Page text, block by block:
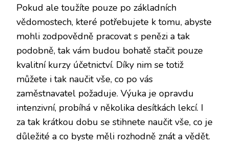
Pokud ale toužíte pouze po základních
vědomostech, které potřebujete k tomu, abyste
mohli zodpovědně pracovat s penězi a tak
podobně, tak vám budou bohatě stačit pouze
kvalitní kurzy účetnictví. Díky nim se totiž
můžete i tak naučit vše, co po vás
zaměstnavatel požaduje. Výuka je opravdu
intenzivní, probíhá v několika desítkách lekcí. I
za tak krátkou dobu se stihnete naučit vše, co je
důležité a co byste měli rozhodně znát a vědět.